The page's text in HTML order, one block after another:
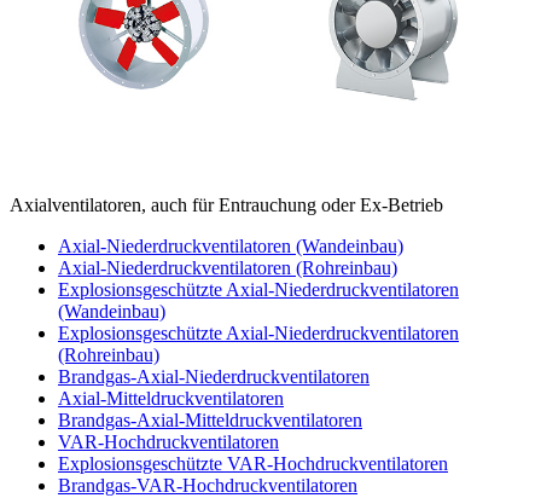
Axialventilatoren, auch für Entrauchung oder Ex-Betrieb
Axial-Niederdruckventilatoren (Wandeinbau)
Axial-Niederdruckventilatoren (Rohreinbau)
Explosionsgeschützte Axial-Niederdruckventilatoren
(Wandeinbau)
Explosionsgeschützte Axial-Niederdruckventilatoren
(Rohreinbau)
Brandgas-Axial-Niederdruckventilatoren
Axial-Mitteldruckventilatoren
Brandgas-Axial-Mitteldruckventilatoren
VAR-Hochdruckventilatoren
Explosionsgeschützte VAR-Hochdruckventilatoren
Brandgas-VAR-Hochdruckventilatoren